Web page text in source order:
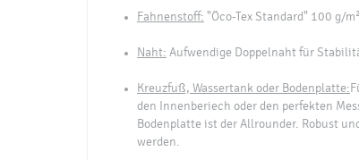
Fahnenstoff: "Öco-Tex Standard" 100 g/
Naht: Aufwendige Doppelnaht für
Kreuzfuß, Wassertank oder Bodenplatte:
den Innenberiech oder den perfekten
Bodenplatte ist der Allrounder. Robust
werden.